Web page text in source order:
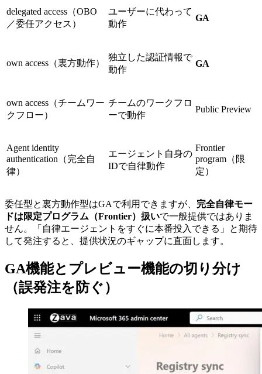
delegated access（OBO
／委任アクセス）
ユーザーに代わって
動作
GA
own access（裏方動作）
独立した認証情報で
動作
GA
own access（チームワー
クフロー）
チームのワークフロ
ーで動作
Public Preview
Agent identity
authentication（完全自
律）
エージェント自身の
IDで自律動作
Frontier
program（限
定）
委任型と裏方動作型はGAで利用できますが、 完全自律モー
ドは限定プログラム（Frontier）扱いで一般提供ではありま
せん。「自律エージェントをすぐに本番投入できる」と期待
して発注すると、提供状況のギャップに直面します。
GA機能とプレビュー機能の切り分け
（誤発注を防ぐ）